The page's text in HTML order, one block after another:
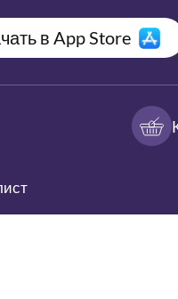
в App Store